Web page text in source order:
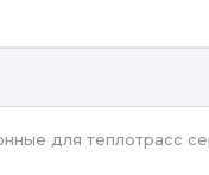
для теплотрасс